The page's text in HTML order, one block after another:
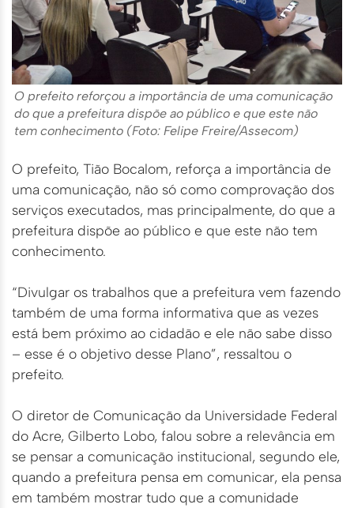
O prefeito reforçou a importância de uma comunicação
do que a prefeitura dispõe ao público e que este não
tem conhecimento (Foto: Felipe Freire/Assecom)
O prefeito, Tião Bocalom, reforça a importância de
uma comunicação, não só como comprovação dos
serviços executados, mas principalmente, do que a
prefeitura dispõe ao público e que este não tem
conhecimento.
“Divulgar os trabalhos que a prefeitura vem fazendo
também de uma forma informativa que as vezes
está bem próximo ao cidadão e ele não sabe disso
– esse é o objetivo desse Plano”, ressaltou o
prefeito.
O diretor de Comunicação da Universidade Federal
do Acre, Gilberto Lobo, falou sobre a relevância em
se pensar a comunicação institucional, segundo ele,
quando a prefeitura pensa em comunicar, ela pensa
em também mostrar tudo que a comunidade